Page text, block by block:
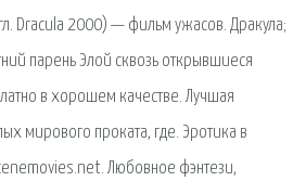
Dracula 2000) — фильм ужасов. Дракула;
парень Элой сквозь открывшиеся
в хорошем качестве. Лучшая
мирового проката, где. Эротика в
Любовное фэнтези,